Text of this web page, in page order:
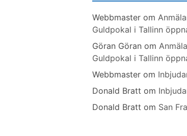
Webbmaster om
Guldpokal i Tallinn
Göran Göran om
Guldpokal i Tallinn
Webbmaster om
Donald Bratt om
Donald Bratt om San